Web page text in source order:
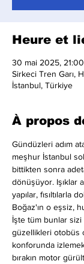
Heure et
30 mai 2025,
Sirkeci Tren Garı,
İstanbul, Türkiye
À propos
Gündüzleri adım
meşhur İstanbul
bittikten sonra
dönüşüyor. Işıklar
yapılar, fısıltılarla
Boğaz'ın o eşsiz,
İşte tüm bunlar
güzellikleri otobüs
konforunda
bırakın motor